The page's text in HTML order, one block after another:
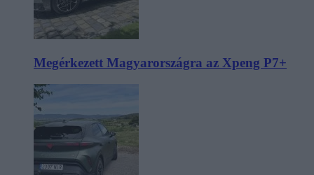
Megérkezett Magyarországra az Xpeng P7+